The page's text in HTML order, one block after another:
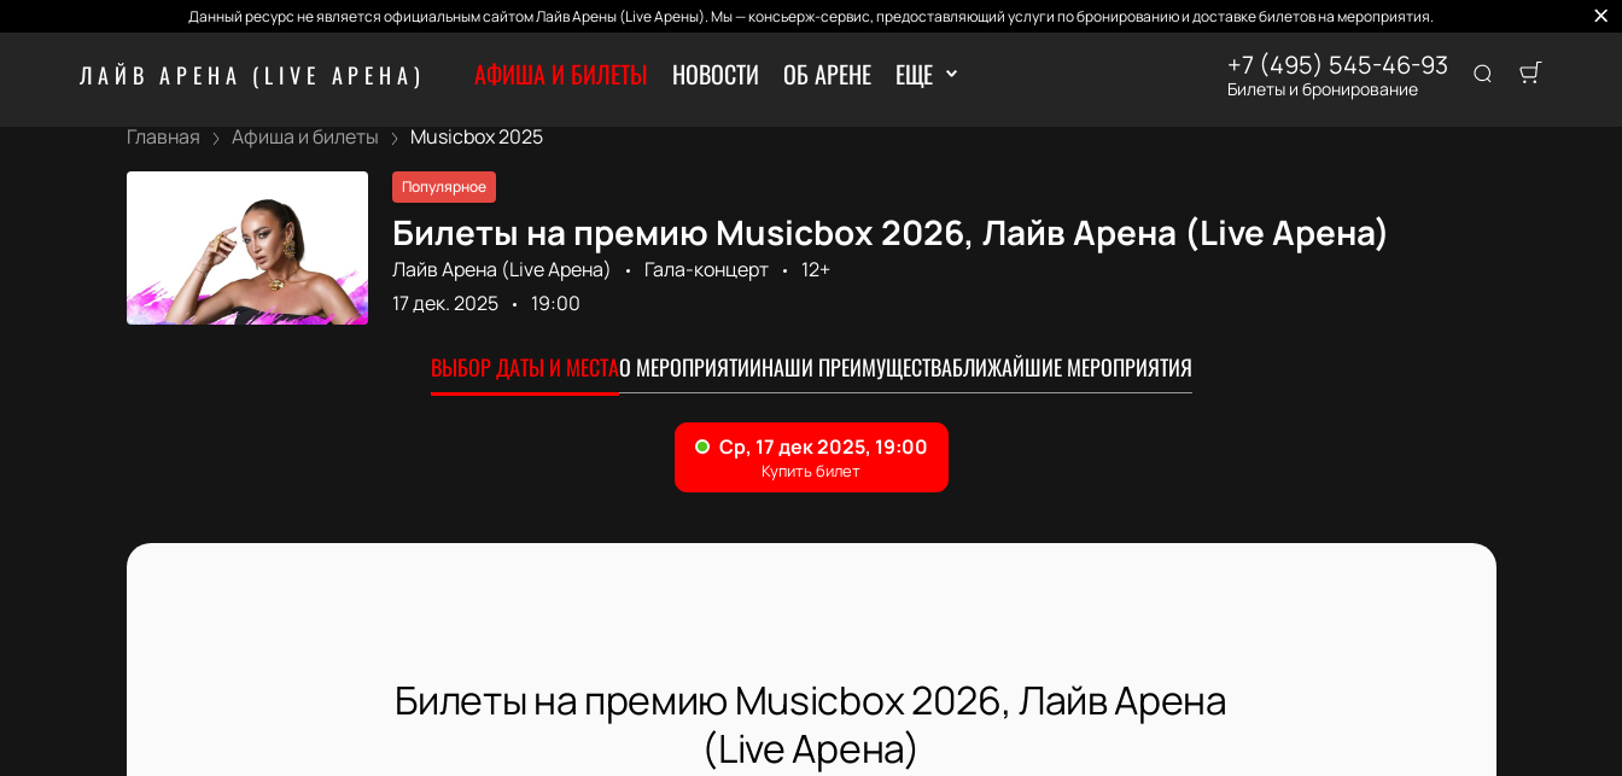
Данный ресурс не является официальным сайтом Лайв Арены (Live Арены). Мы — консьерж-сервис, предоставляющий услуги по бронированию и доставке билетов на мероприятия.
ЛАЙВ АРЕНА (LIVE АРЕНА) АФИША И БИЛЕТЫ НОВОСТИ ОБ АРЕНЕ ЕЩЕ +7 (495) 545-46-93
Билеты и бронирование
Главная Афиша и билеты Musicbox 2025
Популярное
Билеты на премию Musicbox 2026, Лайв Арена (Live Арена)
Лайв Арена (Live Арена) Гала-концерт
12+
17 дек. 2025
19:00
ВЫБОР ДАТЫ И МЕСТАО МЕРОПРИЯТИИНАШИ ПРЕИМУЩЕСТВАБЛИЖАЙШИЕ МЕРОПРИЯТИЯ
Билеты на премию Musicbox 2026, Лайв Арена
(Live Арена)